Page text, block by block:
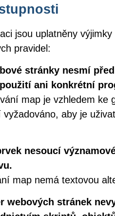
jsou uplatněny
pravidel:
stránky nesmí
ani konkrétní
map je vzhledem ke
aby je
nesoucí
map nemá textovou
webových stránek